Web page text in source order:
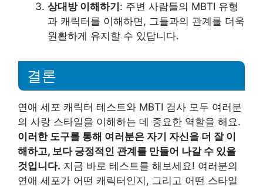
상대방 이해하기 : 주변 사람들의 MBTI 유형
과 캐릭터를 이해하면, 그들과의 관계를 더욱
원활하게 유지할 수 있답니다.
결론
연애 세포 캐릭터 테스트와 MBTI 검사 모두 여러분
의 사랑 스타일을 이해하는 데 중요한 역할을 해요.
이러한 도구를 통해 여러분은 자기 자신을 더 잘 이
해하고, 보다 긍정적인 관계를 만들어 나갈 수 있을
것입니다. 지금 바로 테스트를 해보세요! 여러분의
연애 세포가 어떤 캐릭터인지, 그리고 어떤 스타일